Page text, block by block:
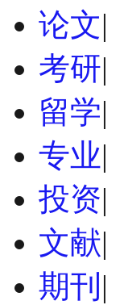
论文|
考研|
留学|
专业|
投资|
文献|
期刊 |